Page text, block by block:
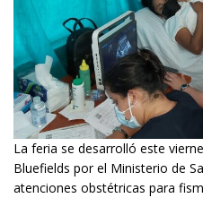
La feria se desarrolló este
Bluefields por el Ministerio de
atenciones obstétricas para